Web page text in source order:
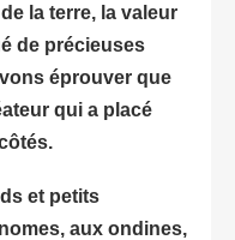
la terre, la valeur
de précieuses
éprouver que
qui a placé
et petits
aux ondines,